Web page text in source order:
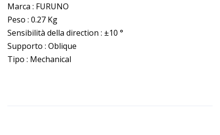
Marca : FURUNO
Peso : 0.27 Kg
Sensibilità della direction : ±10 °
Supporto : Oblique
Tipo : Mechanical